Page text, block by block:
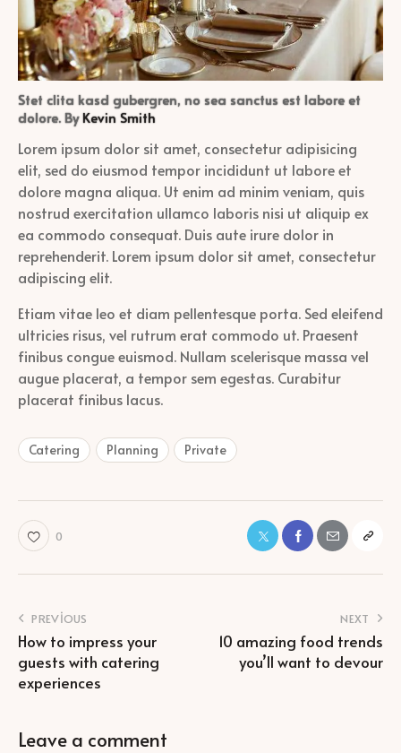
Stet clita kasd gubergren, no sea sanctus est labore et
dolore. ByKevin Smith
Lorem ipsum dolor sit amet, consectetur adipisicing
elit, sed do eiusmod tempor incididunt ut labore et
dolore magna aliqua. Ut enim ad minim veniam, quis
nostrud exercitation ullamco laboris nisi ut aliquip ex
ea commodo consequat. Duis aute irure dolor in
reprehenderit. Lorem ipsum dolor sit amet, consectetur
adipiscing elit.
Etiam vitae leo et diam pellentesque porta. Sed eleifend
ultricies risus, vel rutrum erat commodo ut. Praesent
finibus congue euismod. Nullam scelerisque massa vel
augue placerat, a tempor sem egestas. Curabitur
placerat finibus lacus.
Catering Planning Private
0
PREVIOUS
How to impress your
guests with catering
experiences
NEXT
10 amazing food trends
you’ll want to devour
Leave a comment